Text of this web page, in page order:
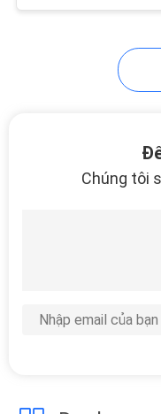
Hộp
Chúng tôi